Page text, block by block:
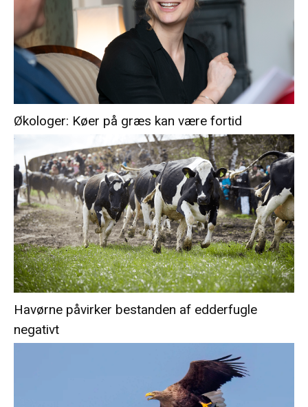
Økologer: Køer på græs kan være fortid
Havørne påvirker bestanden af edderfugle
negativt